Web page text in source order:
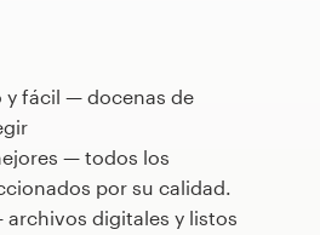
y fácil — docenas de
— todos los
por su calidad.
digitales y listos